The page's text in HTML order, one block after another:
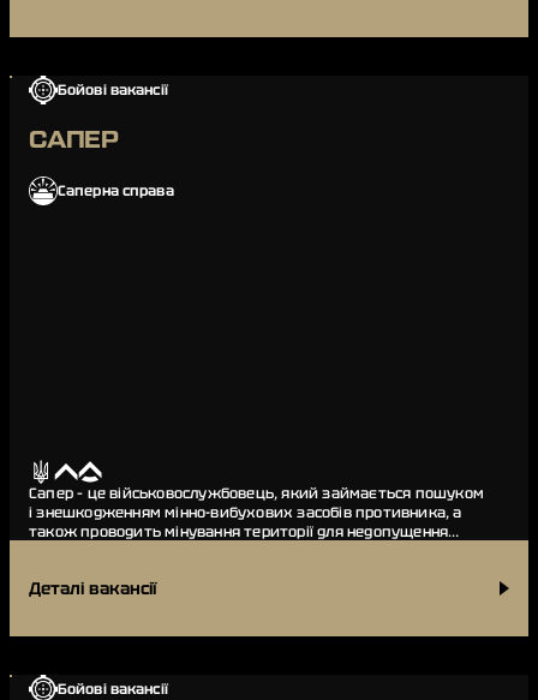
Бойові вакансії
САПЕР
Саперна справа
Сапер – це військовослужбовець, який займається пошуком
і знешкодженням мінно-вибухових засобів противника, а
також проводить мінування території для недопущення
Деталі вакансії
Бойові вакансії